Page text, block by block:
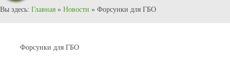
Вы здесь: Главная » Новости » Форсунки для ГБО
Форсунки для ГБО